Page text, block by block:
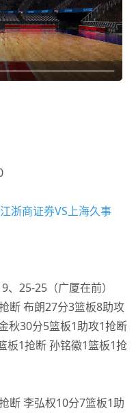
浙商证券VS上海久事
25-25（广厦在前）
断 布朗27分3篮板8助攻
秋30分5篮板1助攻1抢断
板1抢断 孙铭徽1篮板1抢
断 李弘权10分7篮板1助